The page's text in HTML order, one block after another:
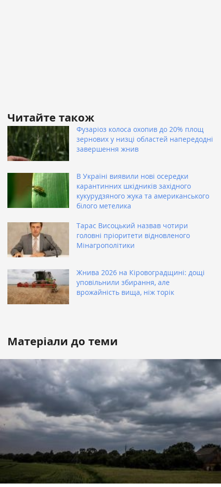
Читайте також
Фузаріоз колоса охопив до 20% площ
зернових у низці областей напередодні
завершення жнив
В Україні виявили нові осередки
карантинних шкідників західного
кукурудзяного жука та американського
білого метелика
Тарас Висоцький назвав чотири
головні пріоритети відновленого
Мінагрополітики
Жнива 2026 на Кіровоградщині: дощі
уповільнили збирання, але
врожайність вища, ніж торік
Матеріали до теми